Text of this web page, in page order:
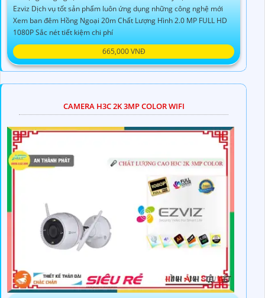
Ezviz Dịch vụ tốt sản phẩm luôn ứng dụng những công nghệ mới
Xem ban đêm Hồng Ngoại 20m Chất Lượng Hình 2.0 MP FULL HD
1080P Sắc nét tiết kiệm chi phí
665,000 VNĐ
CAMERA H3C 2K 3MP COLOR WIFI